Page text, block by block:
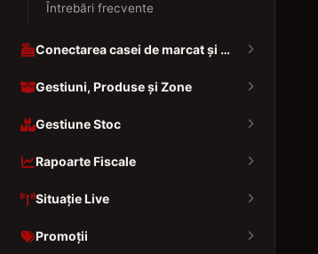
Întrebări frecvente
Conectarea casei de marcat și a imprimantelor
Gestiuni, Produse și Zone
Gestiune Stoc
Rapoarte Fiscale
Situație Live
Promoții